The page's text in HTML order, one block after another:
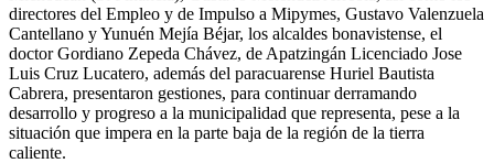
directores del Empleo y de Impulso a Mipymes, Gustavo Valenzuela
Cantellano y Yunuén Mejía Béjar, los alcaldes bonavistense, el
doctor Gordiano Zepeda Chávez, de Apatzingán Licenciado Jose
Luis Cruz Lucatero, además del paracuarense Huriel Bautista
Cabrera, presentaron gestiones, para continuar derramando
desarrollo y progreso a la municipalidad que representa, pese a la
situación que impera en la parte baja de la región de la tierra
caliente.